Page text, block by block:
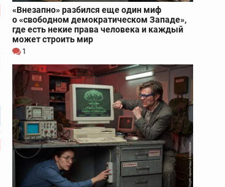
«Внезапно» разбился еще один миф
о «свободном демократическом Западе»,
где есть некие права человека и каждый
может строить мир
1